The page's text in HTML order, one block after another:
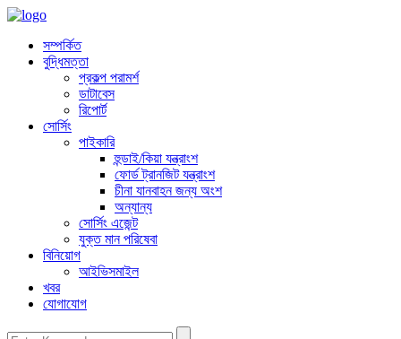
সম্পর্কিত
বুদ্ধিমত্তা
প্রকল্প পরামর্শ
ডাটাবেস
রিপোর্ট
সোর্সিং
পাইকারি
হুন্ডাই/কিয়া যন্ত্রাংশ
ফোর্ড ট্রানজিট যন্ত্রাংশ
চীনা যানবাহন জন্য অংশ
অন্যান্য
সোর্সিং এজেন্ট
যুক্ত মান পরিষেবা
বিনিয়োগ
আইভিসমাইল
খবর
যোগাযোগ